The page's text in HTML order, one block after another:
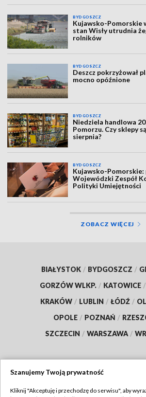
BYDGOSZCZ
Kujawsko-Pomorskie
stan Wisły utrudnia
rolników
BYDGOSZCZ
Deszcz pokrzyżował
mocno opóźnione
BYDGOSZCZ
Niedziela handlowa
Pomorzu. Czy sklepy
sierpnia?
BYDGOSZCZ
Kujawsko-Pomorskie:
Wojewódzki Zespół
Polityki Umiejętności
ZOBACZ WIĘCEJ
BIAŁYSTOK / BYDGOSZCZ /
GORZÓW WLKP. / KATOWICE /
KRAKÓW / LUBLIN / ŁÓDŹ /
OPOLE / POZNAŃ /
SZCZECIN / WARSZAWA /
Szanujemy Twoją prywatność
Kliknij "Akceptuję i przechodzę do serwisu", aby